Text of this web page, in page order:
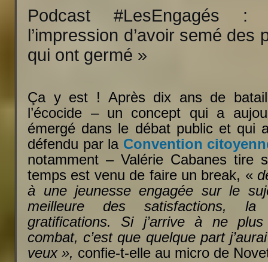
Podcast #LesEngagés
l’impression d’avoir semé des
qui ont germé »
Ça y est ! Après dix ans de
l’écocide – un concept qui a
émergé dans le débat public et qui
défendu par la Convention
notamment – Valérie Cabanes tire
temps est venu de faire un break, «
à une jeunesse engagée sur le
meilleure des satisfactions, la
gratifications. Si j’arrive à ne
combat, c’est que quelque part
veux », confie-t-elle au micro de